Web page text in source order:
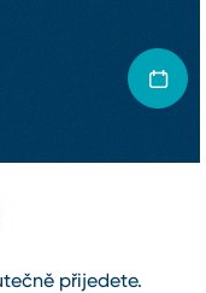
přijedete.